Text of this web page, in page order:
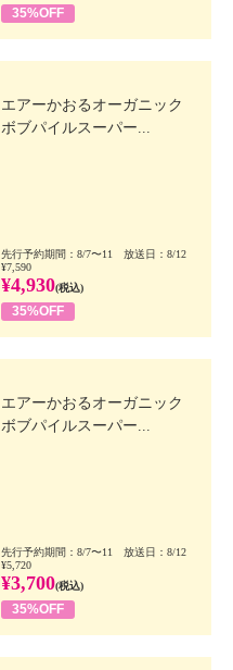
35%OFF
エアーかおるオーガニック
ボブパイルスーパー...
先行予約期間：8/7〜11 放送日：8/12
¥7,590
¥4,930(税込)
35%OFF
エアーかおるオーガニック
ボブパイルスーパー...
先行予約期間：8/7〜11 放送日：8/12
¥5,720
¥3,700(税込)
35%OFF